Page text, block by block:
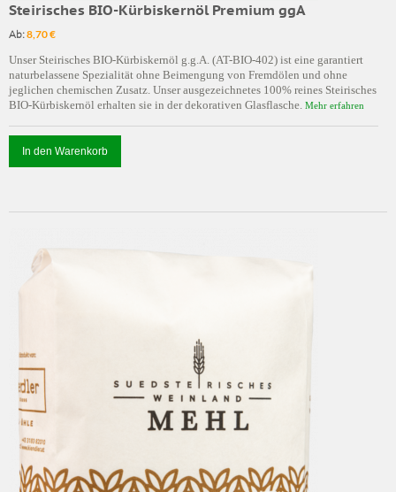
Steirisches BIO-Kürbiskernöl Premium ggA
Ab:8,70 €
Unser Steirisches BIO-Kürbiskernöl g.g.A. (AT-BIO-402) ist eine garantiert
naturbelassene Spezialität ohne Beimengung von Fremdölen und ohne
jeglichen chemischen Zusatz. Unser ausgezeichnetes 100% reines Steirisches
BIO-Kürbiskernöl erhalten sie in der dekorativen Glasflasche. Mehr erfahren
In den Warenkorb